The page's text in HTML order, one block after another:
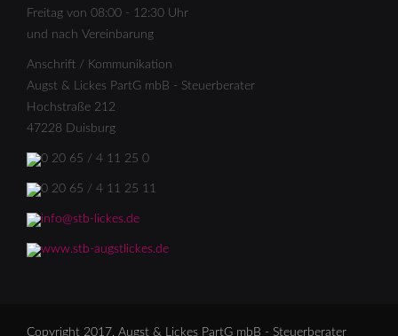
Freitag von 08:00 - 12:30 Uhr
und nach Vereinbarung
Anschrift / Kommunikation
Augst & Lickes PartG mbB - Steuerberater
Hochstraße 212
47228 Duisburg
0 20 65 / 4 11 25 0
0 20 65 / 4 11 25 11
info@stb-lickes.de
www.stb-augstlickes.de
Copyright 2017, Augst & Lickes PartG mbB - Steuerberater